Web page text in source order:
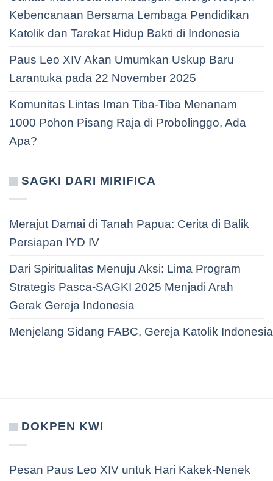
Kebencanaan Bersama Lembaga Pendidikan
Katolik dan Tarekat Hidup Bakti di Indonesia
Paus Leo XIV Akan Umumkan Uskup Baru
Larantuka pada 22 November 2025
Komunitas Lintas Iman Tiba-Tiba Menanam
1000 Pohon Pisang Raja di Probolinggo, Ada
Apa?
SAGKI DARI MIRIFICA
Merajut Damai di Tanah Papua: Cerita di Balik
Persiapan IYD IV
Dari Spiritualitas Menuju Aksi: Lima Program
Strategis Pasca-SAGKI 2025 Menjadi Arah
Gerak Gereja Indonesia
Menjelang Sidang FABC, Gereja Katolik
DOKPEN KWI
Pesan Paus Leo XIV untuk Hari Kakek-Nenek